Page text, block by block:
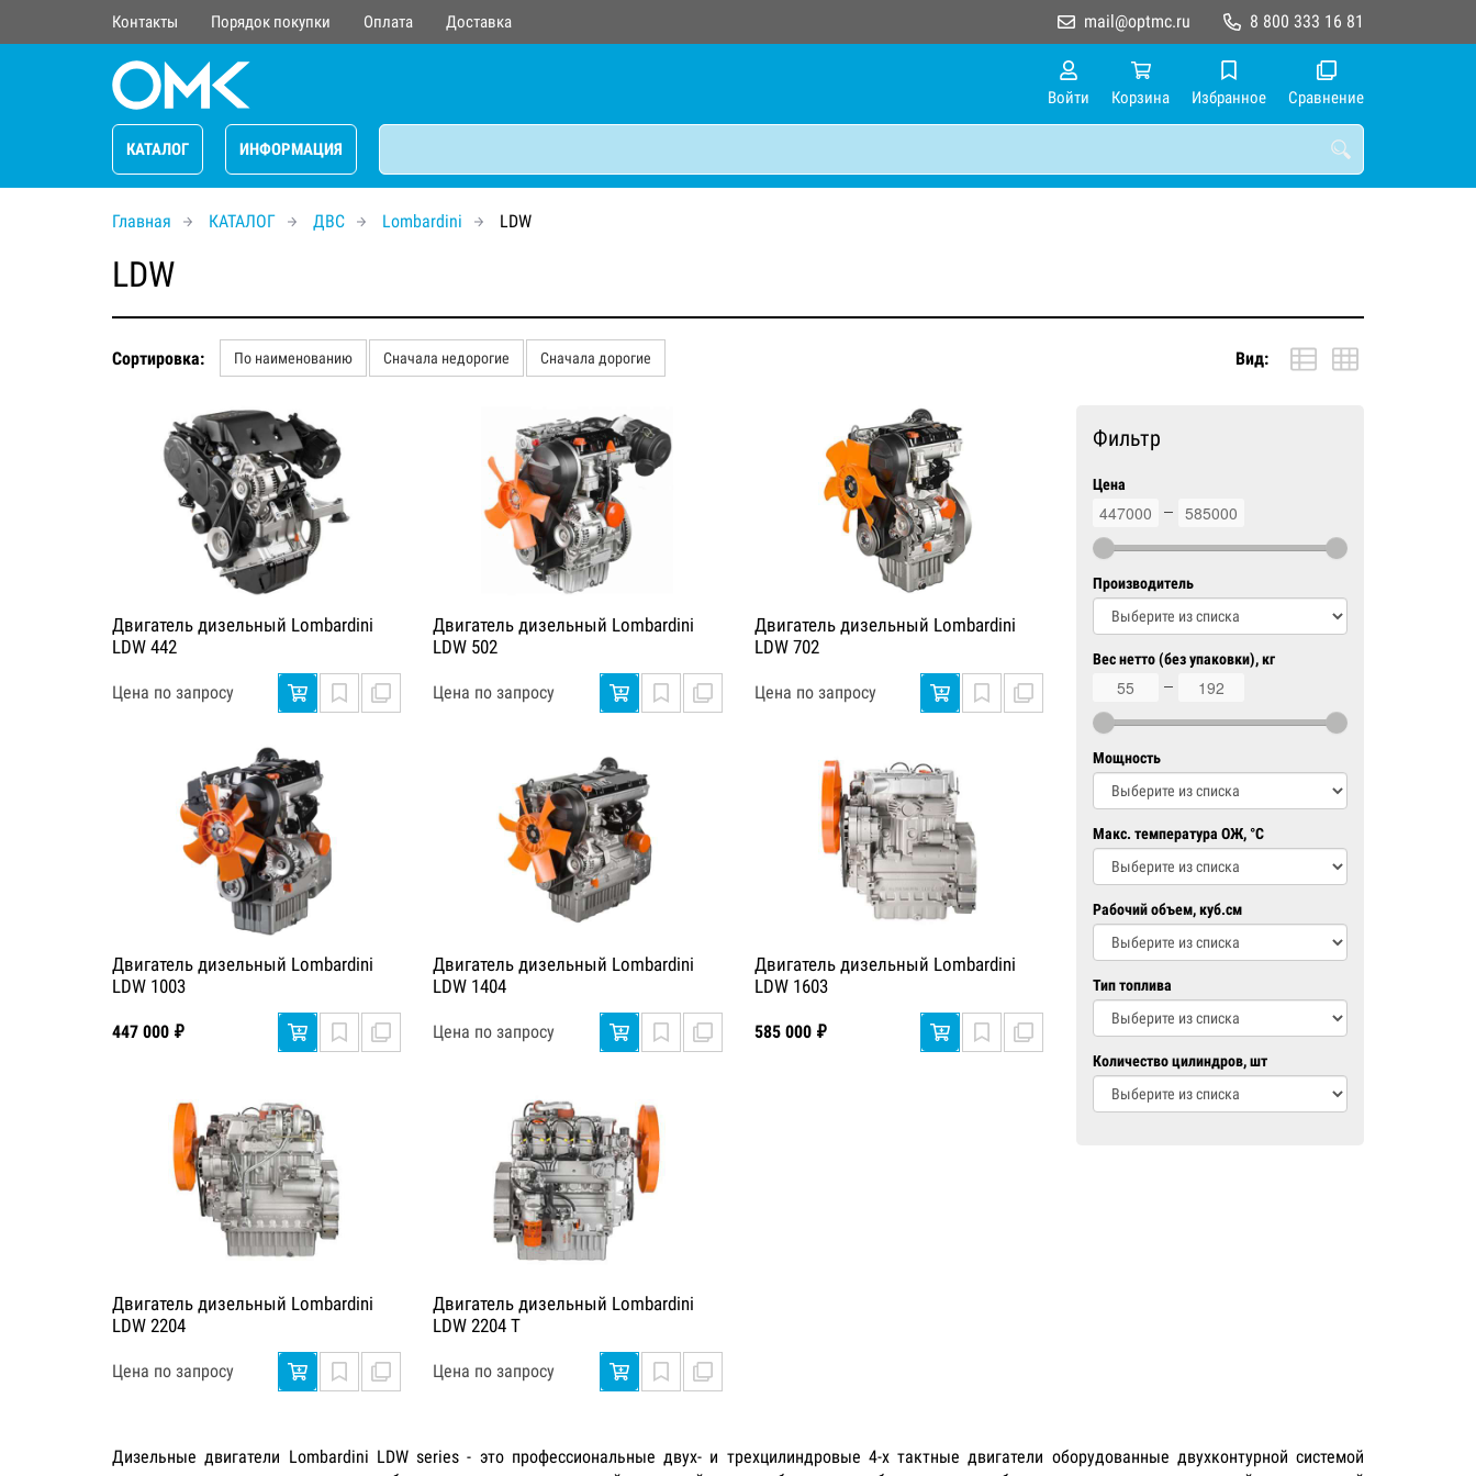
Контакты Порядок покупки Оплата Доставка 8 800 333 16 81
mail@optmc.ru
Войти Корзина Избранное Сравнение
КАТАЛОГ ИНФОРМАЦИЯ
Главная КАТАЛОГ ДВС Lombardini LDW
LDW
Сортировка: По наименованию Сначала недорогие Сначала дорогие Вид:
Фильтр
Цена
447000 585000
Производитель
Вес нетто (без упаковки), кг
55 192
Мощность
Макс. температура ОЖ, °C
Рабочий объем, куб.см
Тип топлива
Количество цилиндров, шт
Двигатель дизельный Lombardini
LDW 442
Цена по запросу
Двигатель дизельный Lombardini
LDW 502
Цена по запросу
Двигатель дизельный Lombardini
LDW 702
Цена по запросу
Двигатель дизельный Lombardini
LDW 1003
447 000 ₽
Двигатель дизельный Lombardini
LDW 1404
Цена по запросу
Двигатель дизельный Lombardini
LDW 1603
585 000 ₽
Двигатель дизельный Lombardini
LDW 2204
Цена по запросу
Двигатель дизельный Lombardini
LDW 2204 Т
Цена по запросу
Дизельные двигатели Lombardini LDW series - это профессиональные двух- и трехцилиндровые 4-х тактные двигатели оборудованные двухконтурной системой